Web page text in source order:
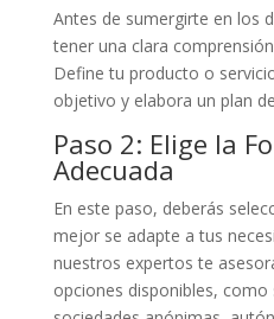
Antes de sumergirte en los
tener una clara
Define tu producto o
objetivo y elabora un plan
Paso 2: Elige la
Adecuada
En este paso, deberás
mejor se adapte a tus
nuestros expertos te
opciones disponibles,